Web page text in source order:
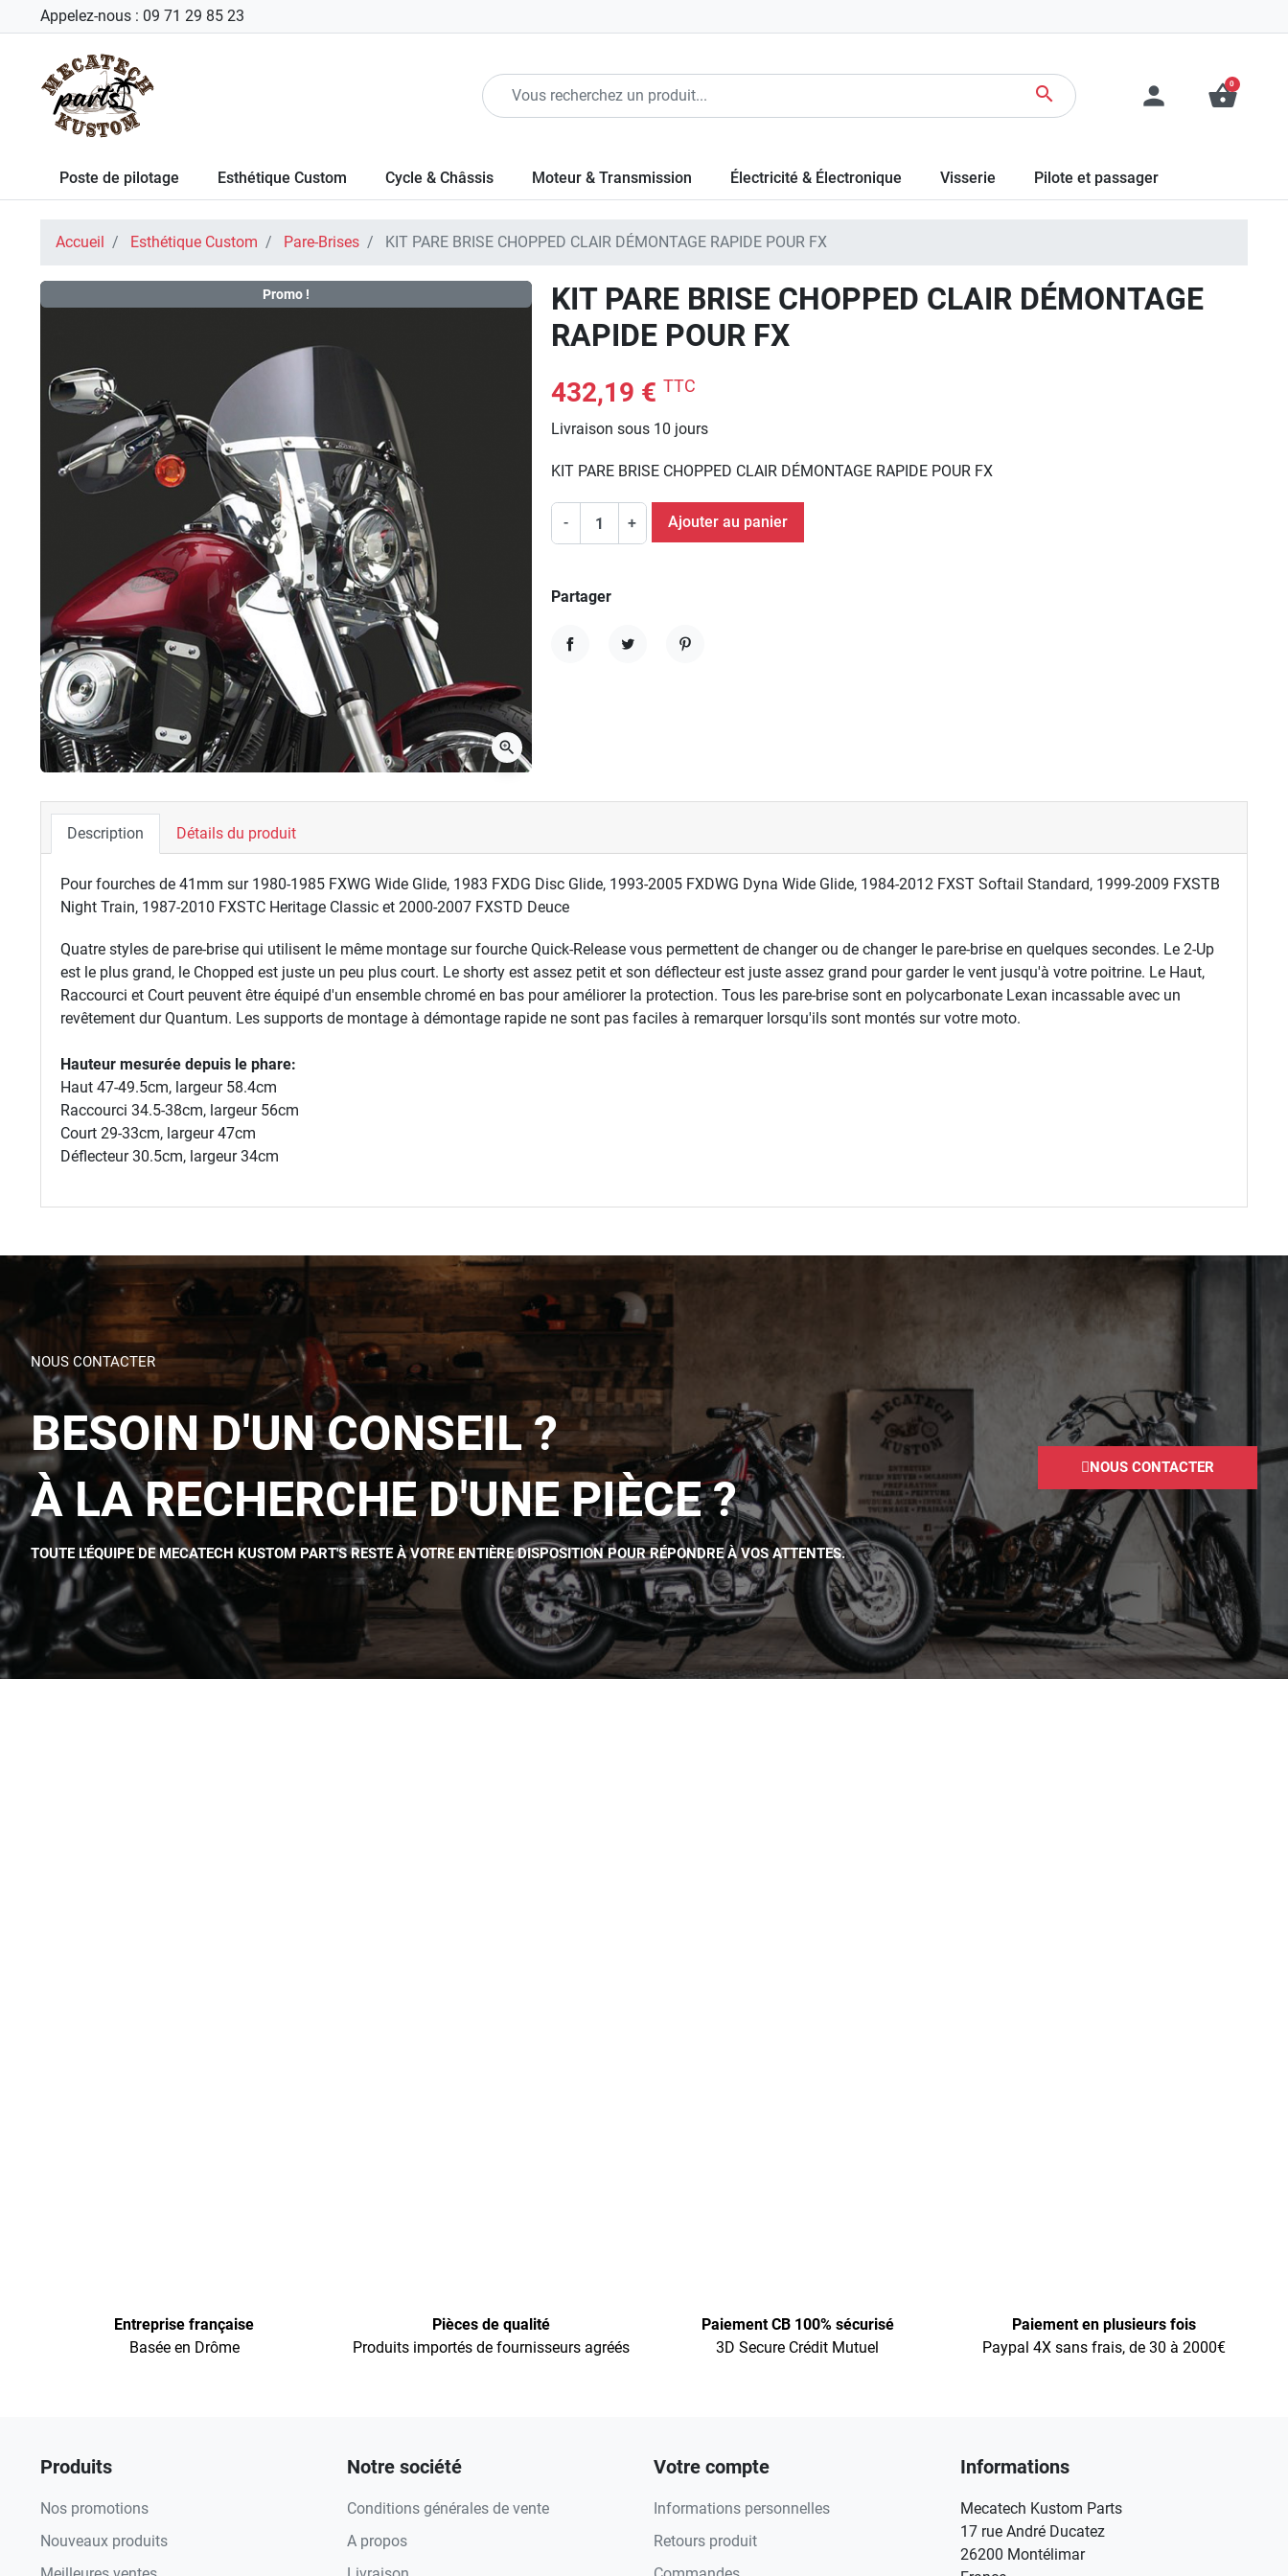
Appelez-nous : 09 71 29 85 23
search person shopping_basket
0
Poste de pilotage Esthétique Custom Cycle & Châssis Moteur & Transmission Électricité & Électronique Visserie Pilote et passager
Accueil Esthétique Custom Pare-Brises KIT PARE BRISE CHOPPED CLAIR DÉMONTAGE RAPIDE POUR FX
Promo !
zoom_in
KIT PARE BRISE CHOPPED CLAIR DÉMONTAGE
RAPIDE POUR FX
432,19 €TTC
Livraison sous 10 jours
KIT PARE BRISE CHOPPED CLAIR DÉMONTAGE RAPIDE POUR FX
- + Ajouter au panier
Partager
Description Détails du produit
Pour fourches de 41mm sur 1980-1985 FXWG Wide Glide, 1983 FXDG Disc Glide, 1993-2005 FXDWG Dyna Wide Glide, 1984-2012 FXST Softail Standard, 1999-2009 FXSTB
Night Train, 1987-2010 FXSTC Heritage Classic et 2000-2007 FXSTD Deuce
Quatre styles de pare-brise qui utilisent le même montage sur fourche Quick-Release vous permettent de changer ou de changer le pare-brise en quelques secondes. Le 2-Up
est le plus grand, le Chopped est juste un peu plus court. Le shorty est assez petit et son déflecteur est juste assez grand pour garder le vent jusqu'à votre poitrine. Le Haut,
Raccourci et Court peuvent être équipé d'un ensemble chromé en bas pour améliorer la protection. Tous les pare-brise sont en polycarbonate Lexan incassable avec un
revêtement dur Quantum. Les supports de montage à démontage rapide ne sont pas faciles à remarquer lorsqu'ils sont montés sur votre moto.
Hauteur mesurée depuis le phare:
Haut 47-49.5cm, largeur 58.4cm
Raccourci 34.5-38cm, largeur 56cm
Court 29-33cm, largeur 47cm
Déflecteur 30.5cm, largeur 34cm
NOUS CONTACTER
BESOIN D'UN CONSEIL ?
À LA RECHERCHE D'UNE PIÈCE ?
TOUTE L'ÉQUIPE DE MECATECH KUSTOM PART'S RESTE À VOTRE ENTIÈRE DISPOSITION POUR RÉPONDRE À VOS ATTENTES.
NOUS CONTACTER
Entreprise française
Basée en Drôme
Pièces de qualité
Produits importés de fournisseurs agréés
Paiement CB 100% sécurisé
3D Secure Crédit Mutuel
Paiement en plusieurs fois
Paypal 4X sans frais, de 30 à 2000€
Produits
Nos promotions
Nouveaux produits
Notre société
Conditions générales de vente
A propos
Votre compte
Informations personnelles
Retours produit
Informations
Mecatech Kustom Parts
17 rue André Ducatez
26200 Montélimar